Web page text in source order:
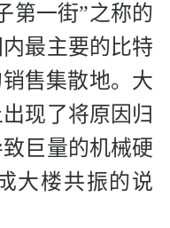
第一街”之称的
最主要的比特
售集散地。大
现了将原因归
巨量的机械硬
大楼共振的说